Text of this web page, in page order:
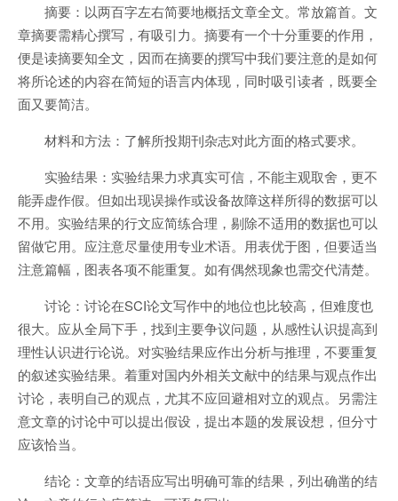
摘要：以两百字左右简要地概括文章全文。常放篇首。文
章摘要需精心撰写，有吸引力。摘要有一个十分重要的作用，
便是读摘要知全文，因而在摘要的撰写中我们要注意的是如何
将所论述的内容在简短的语言内体现，同时吸引读者，既要全
面又要简洁。
材料和方法：了解所投期刊杂志对此方面的格式要求。
实验结果：实验结果力求真实可信，不能主观取舍，更不
能弄虚作假。但如出现误操作或设备故障这样所得的数据可以
不用。实验结果的行文应简练合理，剔除不适用的数据也可以
留做它用。应注意尽量使用专业术语。用表优于图，但要适当
注意篇幅，图表各项不能重复。如有偶然现象也需交代清楚。
讨论：讨论在SCI论文写作中的地位也比较高，但难度也
很大。应从全局下手，找到主要争议问题，从感性认识提高到
理性认识进行论说。对实验结果应作出分析与推理，不要重复
的叙述实验结果。着重对国内外相关文献中的结果与观点作出
讨论，表明自己的观点，尤其不应回避相对立的观点。另需注
意文章的讨论中可以提出假设，提出本题的发展设想，但分寸
应该恰当。
结论：文章的结语应写出明确可靠的结果，列出确凿的结